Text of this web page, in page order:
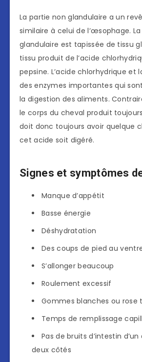
La partie non glandulaire a un
similaire à celui de l’œsophage.
glandulaire est tapissée de tissu
tissu produit de l’acide
pepsine. L’acide chlorhydrique et
des enzymes importantes qui
la digestion des aliments.
le corps du cheval produit
doit donc toujours avoir quelque
cet acide soit digéré.
Signes et symptômes
Manque d’appétit
Basse énergie
Déshydratation
Des coups de pied au
S’allonger beaucoup
Roulement excessif
Gommes blanches ou rose
Temps de remplissage
Pas de bruits d’intestin
deux côtés